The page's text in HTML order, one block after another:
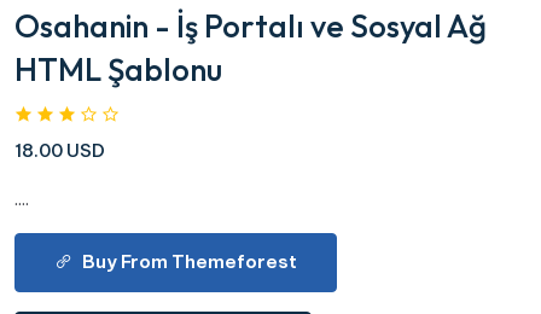
Osahanin - İş Portalı ve Sosyal Ağ
HTML Şablonu
18.00 USD
....
Buy From Themeforest